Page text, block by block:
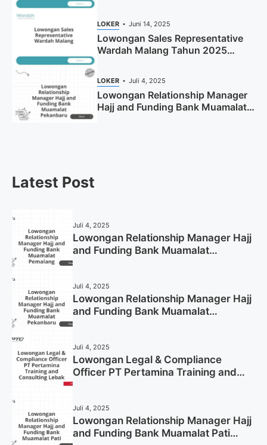
LOKER Juni 14, 2025
Lowongan Sales Representative
Wardah Malang Tahun 2025
LOKER Juli 4, 2025
Lowongan Relationship Manager
Hajj and Funding Bank Muamalat
Latest Post
Juli 4, 2025
Lowongan Relationship Manager Hajj
and Funding Bank Muamalat
Juli 4, 2025
Lowongan Relationship Manager Hajj
and Funding Bank Muamalat
Juli 4, 2025
Lowongan Legal & Compliance
Officer PT Pertamina Training and
Juli 4, 2025
Lowongan Relationship Manager Hajj
and Funding Bank Muamalat Pati